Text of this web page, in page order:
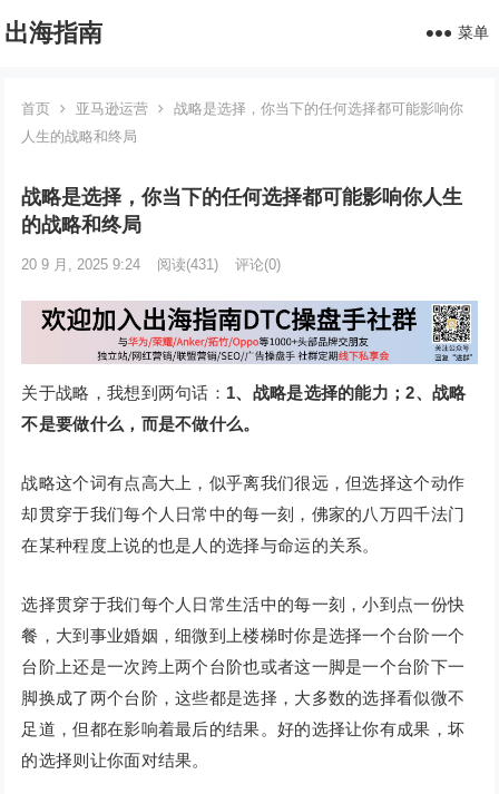
出海指南 菜单
首页 亚马逊运营
战略是选择，你当下的任何选择都可能影响你
人生的战略和终局
战略是选择，你当下的任何选择都可能影响你人生
的战略和终局
20 9 月, 2025 9:24 阅读(431) 评论(0)
关于战略，我想到两句话： 1、战略是选择的能力；2、战略
不是要做什么，而是不做什么。
战略这个词有点高大上，似乎离我们很远，但选择这个动作
却贯穿于我们每个人日常中的每一刻，佛家的八万四千法门
在某种程度上说的也是人的选择与命运的关系。
选择贯穿于我们每个人日常生活中的每一刻，小到点一份快
餐，大到事业婚姻，细微到上楼梯时你是选择一个台阶一个
台阶上还是一次跨上两个台阶也或者这一脚是一个台阶下一
脚换成了两个台阶，这些都是选择，大多数的选择看似微不
足道，但都在影响着最后的结果。好的选择让你有成果，坏
的选择则让你面对结果。